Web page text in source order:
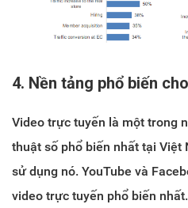
4. Nền tảng phổ biến
Video trực tuyến là một trong
thuật số phổ biến nhất tại Việt
sử dụng nó. YouTube và
video trực tuyến phổ biến